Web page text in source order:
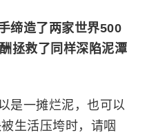
缔造了两家世界500
拯救了同样深陷泥潭
是一摊烂泥，也可以
生活压垮时，请咽